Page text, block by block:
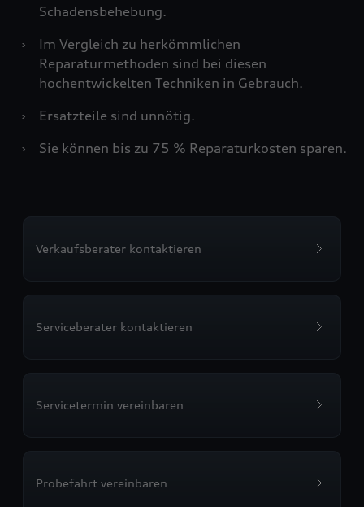
Schadensbehebung.
›
Im Vergleich zu herkömmlichen
Reparaturmethoden sind bei diesen
hochentwickelten Techniken in Gebrauch.
›
Ersatzteile sind unnötig.
›
Sie können bis zu 75 % Reparaturkosten sparen.
Verkaufsberater kontaktieren
Serviceberater kontaktieren
Servicetermin vereinbaren
Probefahrt vereinbaren